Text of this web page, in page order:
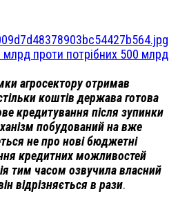
млрд проти потрібних 500 млрд
агросектору отримав
коштів держава готова
кредитування після зупинки
побудований на вже
не про нові бюджетні
кредитних можливостей
тим часом озвучила власний
відрізняється в рази.